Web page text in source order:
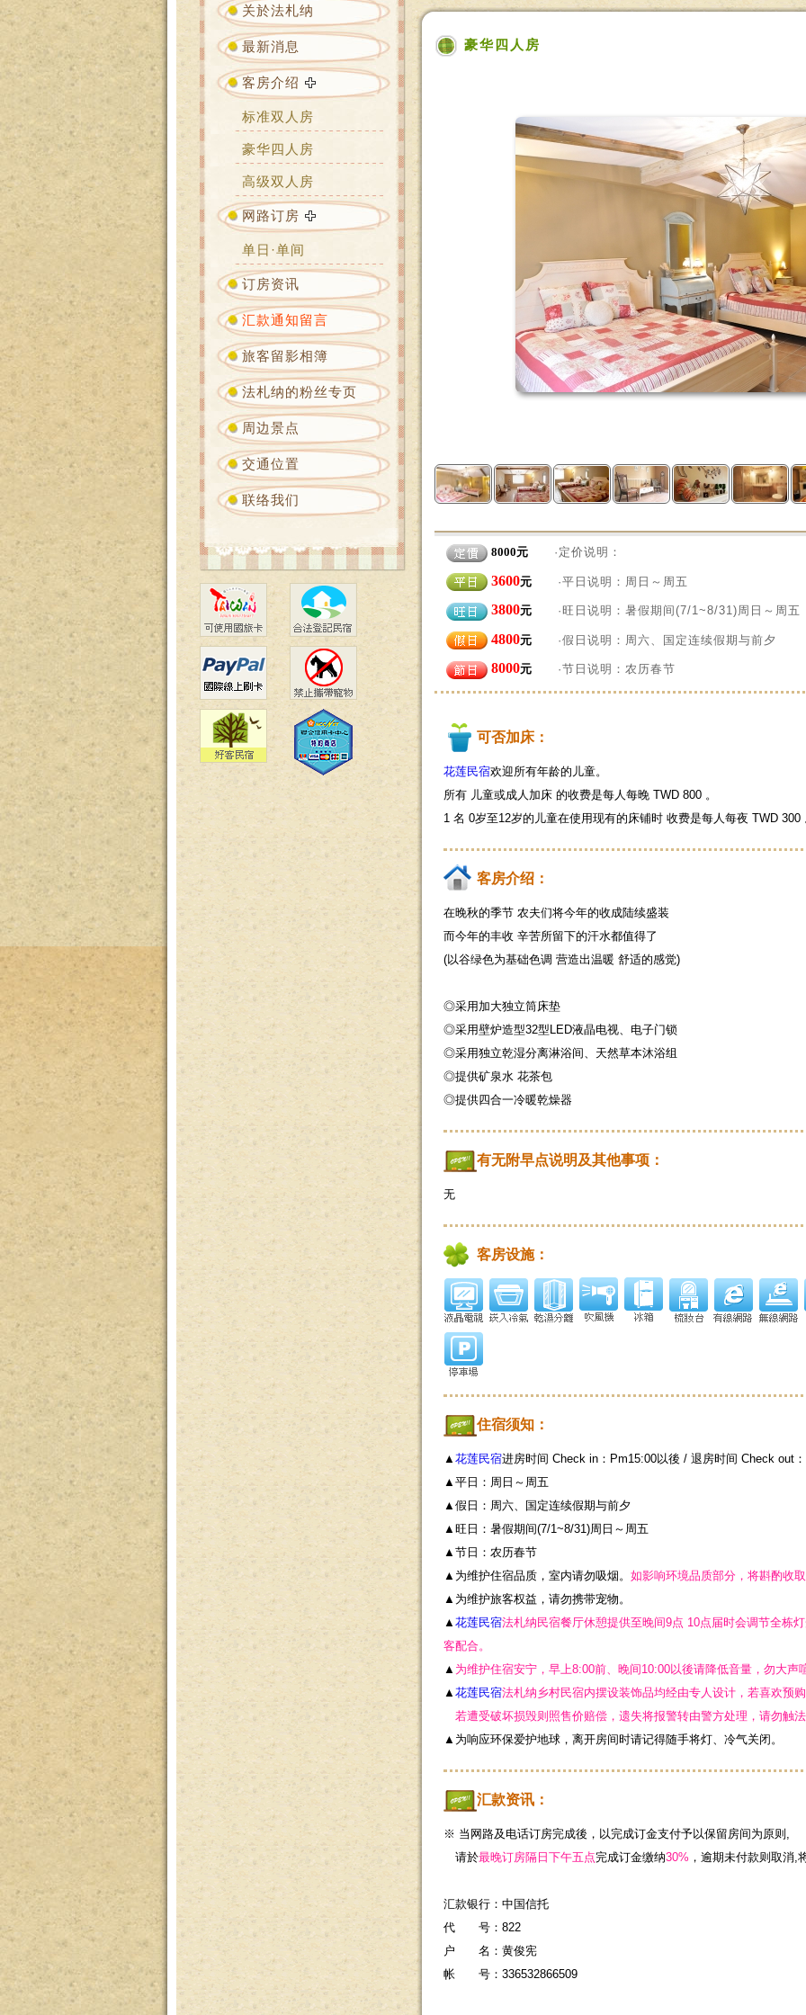
关於法札纳
最新消息
客房介绍
标准双人房
豪华四人房
高级双人房
网路订房
单日·单间
订房资讯
汇款通知留言
旅客留影相簿
法札纳的粉丝专页
周边景点
交通位置
联络我们
豪华四人房
8000元 ·定价说明：
3600元 ·平日说明：周日～周五
3800元 ·旺日说明：暑假期间(7/1~8/31)周日～周五
4800元 ·假日说明：周六、国定连续假期与前夕
8000元 ·节日说明：农历春节
可否加床：
花莲民宿欢迎所有年龄的儿童。
所有 儿童或成人加床 的收费是每人每晚 TWD 800 。
1 名 0岁至12岁的儿童在使用现有的床铺时 收费是每人每夜 TWD 300
客房介绍：
在晚秋的季节 农夫们将今年的收成陆续盛装
而今年的丰收 辛苦所留下的汗水都值得了
(以谷绿色为基础色调 营造出温暖 舒适的感觉)
◎采用加大独立筒床垫
◎采用壁炉造型32型LED液晶电视、电子门锁
◎采用独立乾湿分离淋浴间、天然草本沐浴组
◎提供矿泉水 花茶包
◎提供四合一冷暖乾燥器
有无附早点说明及其他事项：
无
客房设施：
住宿须知：
▲ 花莲民宿进房时间 Check in：Pm15:00以後 / 退房时间 Check out
▲平日：周日～周五
▲假日：周六、国定连续假期与前夕
▲旺日：暑假期间(7/1~8/31)周日～周五
▲节日：农历春节
▲为维护住宿品质，室内请勿吸烟。 如影响环境品质部分，将斟酌收
▲为维护旅客权益，请勿携带宠物。
▲ 花莲民宿法札纳民宿餐厅休憩提供至晚间9点 10点届时会调节全栋
客配合。
▲ 为维护住宿安宁，早上8:00前、晚间10:00以後请降低音量，勿大声
▲ 花莲民宿法札纳乡村民宿内摆设装饰品均经由专人设计，若喜欢预
若遭受破坏损毁则照售价赔偿，遗失将报警转由警方处理，请勿触
▲为响应环保爱护地球，离开房间时请记得随手将灯、冷气关闭。
汇款资讯：
※ 当网路及电话订房完成後，以完成订金支付予以保留房间为原则,
请於最晚订房隔日下午五点完成订金缴纳30% ，逾期未付款则取消,
汇款银行：中国信托
代 号：822
户 名：黄俊宪
帐 号：336532866509